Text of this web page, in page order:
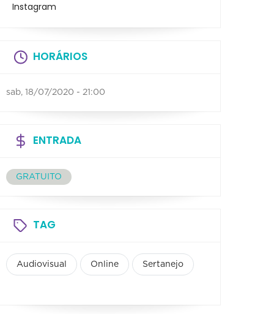
Instagram
HORÁRIOS
sab, 18/07/2020 - 21:00
ENTRADA
GRATUITO
TAG
Audiovisual Online Sertanejo